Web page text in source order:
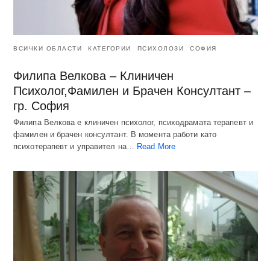
ВСИЧКИ ОБЛАСТИ КАТЕГОРИИ ПСИХОЛОЗИ СОФИЯ
Филипа Велкова – Клиничен
Психолог,Фамилен и Брачен Консултант –
гр. София
Филипа Велкова е клиничен психолог, психодрамата терапевт и
фамилен и брачен консултант. В момента работи като
психотерапевт и управител на…
Read More